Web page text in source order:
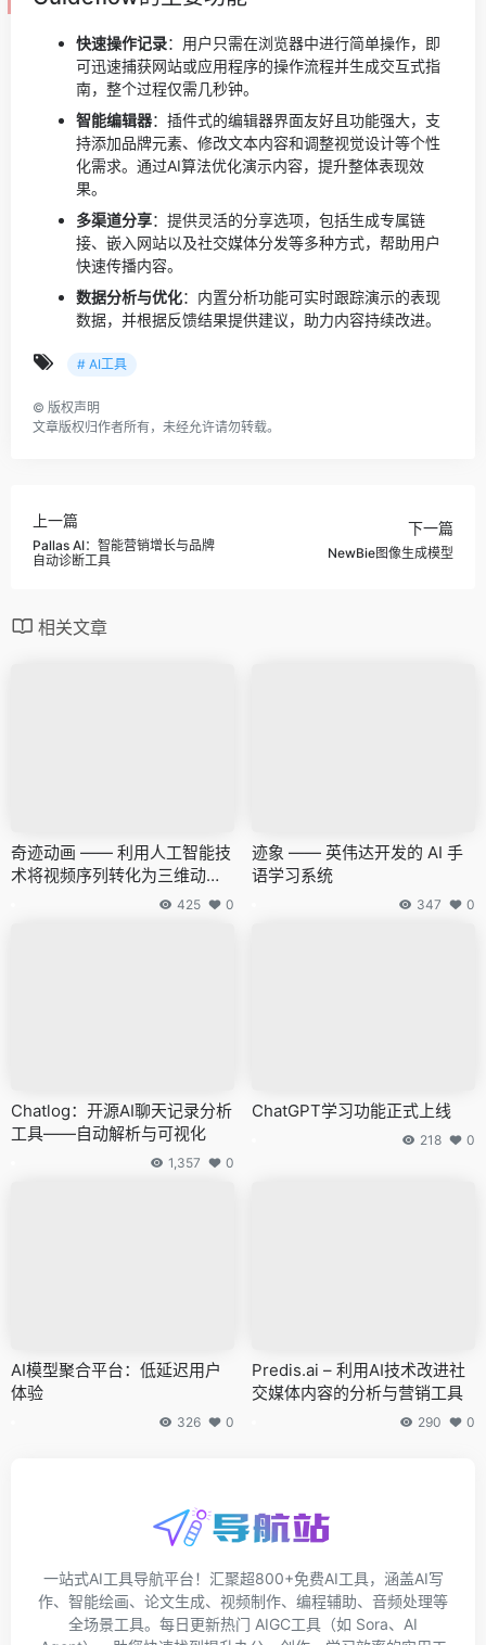
快速操作记录：用户只需在浏览器中进行简单操作，即
可迅速捕获网站或应用程序的操作流程并生成交互式指
南，整个过程仅需几秒钟。
智能编辑器：插件式的编辑器界面友好且功能强大，支
持添加品牌元素、修改文本内容和调整视觉设计等个性
化需求。通过AI算法优化演示内容，提升整体表现效
果。
多渠道分享：提供灵活的分享选项，包括生成专属链
接、嵌入网站以及社交媒体分发等多种方式，帮助用户
快速传播内容。
数据分析与优化：内置分析功能可实时跟踪演示的表现
数据，并根据反馈结果提供建议，助力内容持续改进。
# AI工具
© 版权声明
文章版权归作者所有，未经允许请勿转载。
上一篇
Pallas AI：智能营销增长与品牌
自动诊断工具
下一篇
NewBie图像生成模型
相关文章
奇迹动画 —— 利用人工智能技
术将视频序列转化为三维动态
425 0
迹象 —— 英伟达开发的 AI 手
语学习系统
347 0
Chatlog：开源AI聊天记录分析
工具——自动解析与可视化
1,357 0
ChatGPT学习功能正式上线
218 0
AI模型聚合平台：低延迟用户
体验
326 0
Predis.ai – 利用AI技术改进社
交媒体内容的分析与营销工具
290 0
一站式AI工具导航平台！汇聚超800+免费AI工具，涵盖AI写
作、智能绘画、论文生成、视频制作、编程辅助、音频处理等
全场景工具。每日更新热门 AIGC工具（如 Sora、AI